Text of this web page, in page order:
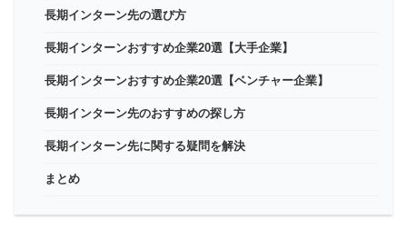
長期インターン先の選び方
長期インターンおすすめ企業20選【大手企業】
長期インターンおすすめ企業20選【ベンチャー企業】
長期インターン先のおすすめの探し方
長期インターン先に関する疑問を解決
まとめ